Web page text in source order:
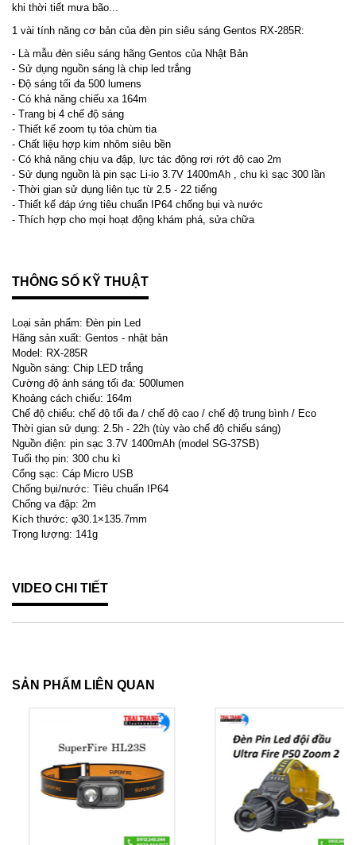
khi thời tiết mưa bão...
1 vài tính năng cơ bản của đèn pin siêu sáng Gentos RX-285R:
- Là mẫu đèn siêu sáng hãng Gentos của Nhật Bản
- Sử dụng nguồn sáng là chip led trắng
- Độ sáng tối đa 500 lumens
- Có khả năng chiếu xa 164m
- Trang bị 4 chế độ sáng
- Thiết kế zoom tụ tỏa chùm tia
- Chất liệu hợp kim nhôm siêu bền
- Có khả năng chịu va đập, lực tác động rơi rớt độ cao 2m
- Sử dụng nguồn là pin sạc Li-io 3.7V 1400mAh , chu kì sạc 300 lần
- Thời gian sử dụng liên tục từ 2.5 - 22 tiếng
- Thiết kế đáp ứng tiêu chuẩn IP64 chống bụi và nước
- Thích hợp cho mọi hoạt động khám phá, sửa chữa
THÔNG SỐ KỸ THUẬT
Loại sản phẩm: Đèn pin Led
Hãng sản xuất: Gentos - nhật bản
Model: RX-285R
Nguồn sáng: Chip LED trắng
Cường độ ánh sáng tối đa: 500lumen
Khoảng cách chiếu: 164m
Chế độ chiếu: chế độ tối đa / chế độ cao / chế độ trung bình / Eco
Thời gian sử dụng: 2.5h - 22h (tùy vào chế độ chiếu sáng)
Nguồn điện: pin sạc 3.7V 1400mAh (model SG-37SB)
Tuổi thọ pin: 300 chu kì
Cổng sạc: Cáp Micro USB
Chống bụi/nước: Tiêu chuẩn IP64
Chống va đập: 2m
Kích thước: φ30.1×135.7mm
Trọng lượng: 141g
VIDEO CHI TIẾT
SẢN PHẨM LIÊN QUAN